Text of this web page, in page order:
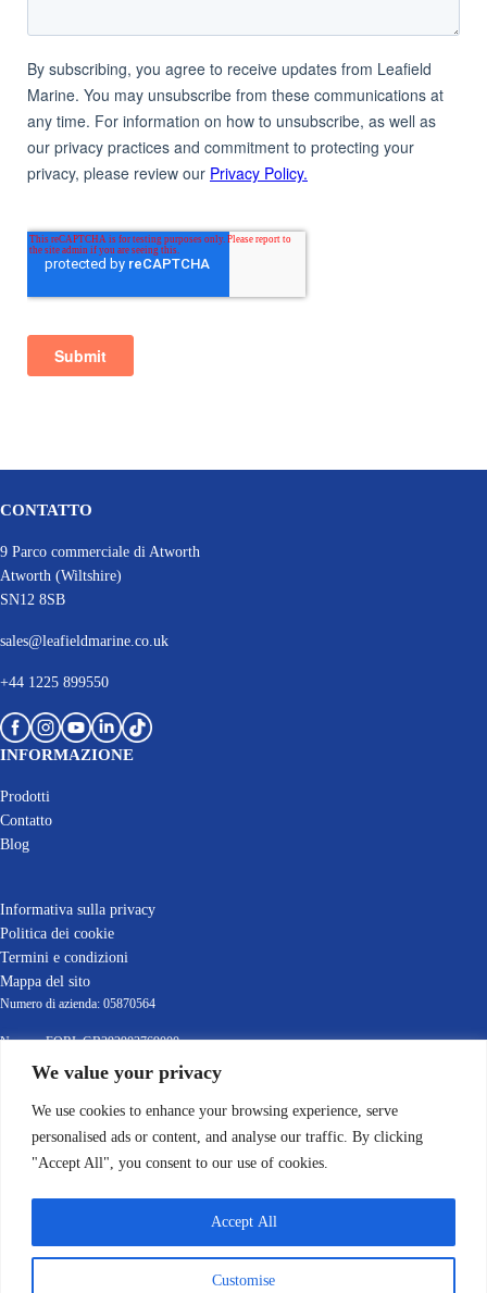
We value your privacy
We use cookies to enhance your browsing experience, serve
personalised ads or content, and analyse our traffic. By clicking
"Accept All", you consent to our use of cookies.
Customise
Accept All
CONTATTO
9 Parco commerciale di Atworth
Atworth (Wiltshire)
SN12 8SB
sales@leafieldmarine.co.uk
+44 1225 899550
INFORMAZIONE
Prodotti
Contatto
Blog
Informativa sulla privacy
Politica dei cookie
Termini e condizioni
Mappa del sito
Numero di azienda: 05870564
Numero EORI: GB392903769000
Partita IVA: GB392903769
© 2022-2025 Leafield Marine Ltd